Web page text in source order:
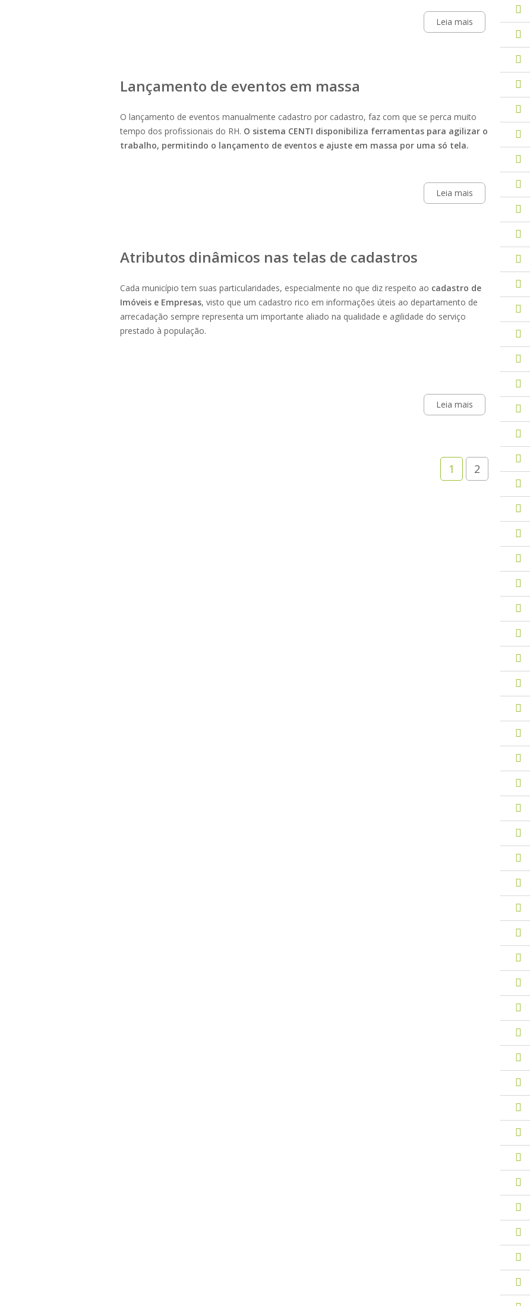
Leia mais
Lançamento de eventos em massa
O lançamento de eventos manualmente cadastro por cadastro, faz com que se perca muito
tempo dos profissionais do RH. O sistema CENTI disponibiliza ferramentas para agilizar o
trabalho, permitindo o lançamento de eventos e ajuste em massa por uma só tela.
Leia mais
Atributos dinâmicos nas telas de cadastros
Cada município tem suas particularidades, especialmente no que diz respeito ao cadastro de
Imóveis e Empresas, visto que um cadastro rico em informações úteis ao departamento de
arrecadação sempre representa um importante aliado na qualidade e agilidade do serviço
prestado à população.
Leia mais
1 2